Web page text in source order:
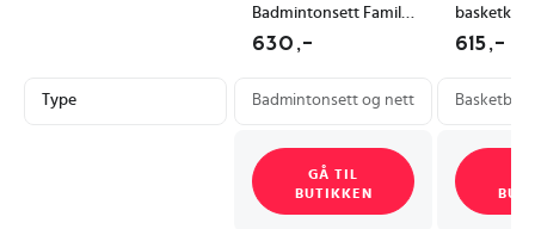
Badmintonsett Familie
inkl. nett
630,-
dartskive
615,-
Type Badmintonsett og nett
GÅ TIL
BUTIKKEN